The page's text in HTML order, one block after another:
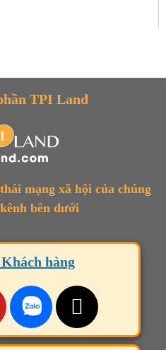
TPI Land
mạng xã hội của chúng
bên dưới
hàng